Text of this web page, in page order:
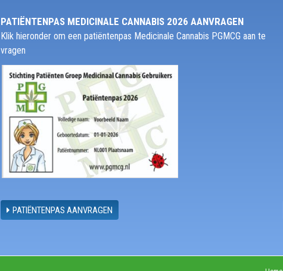
PATIËNTENPAS MEDICINALE CANNABIS 2026 AANVRAGEN
Klik hieronder om een patiëntenpas Medicinale Cannabis PGMCG aan te
vragen
PATIËNTENPAS AANVRAGEN